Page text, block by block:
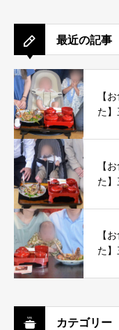
最近の記事
【
た
【
た
【
た
カテゴリー